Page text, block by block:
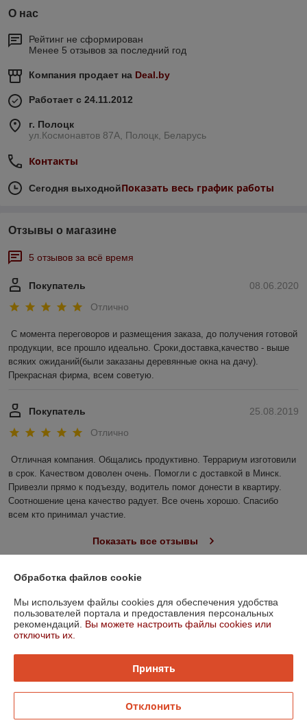
О нас
Рейтинг не сформирован
Менее 5 отзывов за последний год
Компания продает на Deal.by
Работает с 24.11.2012
г. Полоцк
ул.Космонавтов 87А, Полоцк, Беларусь
Контакты
Сегодня выходнойПоказать весь график работы
Отзывы о магазине
5 отзывов за всё время
08.06.2020
Покупатель
Отлично
С момента переговоров и размещения заказа, до получения готовой
продукции, все прошло идеально. Сроки,доставка,качество - выше
всяких ожиданий(были заказаны деревянные окна на дачу).
Прекрасная фирма, всем советую.
25.08.2019
Покупатель
Отлично
Отличная компания. Общались продуктивно. Террариум изготовили
в срок. Качеством доволен очень. Помогли с доставкой в Минск.
Привезли прямо к подъезду, водитель помог донести в квартиру.
Соотношение цена качество радует. Все очень хорошо. Спасибо
всем кто принимал участие.
Показать все отзывы
Контакты
Доставка и оплата
График работы
Полная версия сайта
Обработка файлов cookie
Мы используем файлы cookies для обеспечения удобства
пользователей портала и предоставления персональных
рекомендаций. Вы можете настроить файлы cookies или
отключить их.
Принять
Отклонить